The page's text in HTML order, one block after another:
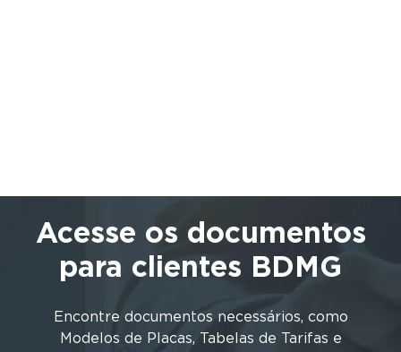
Acesse os documentos
para clientes BDMG
Encontre documentos necessários, como
Modelos de Placas, Tabelas de Tarifas e